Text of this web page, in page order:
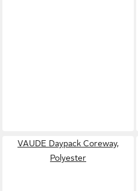
VAUDE Daypack Coreway,
Polyester